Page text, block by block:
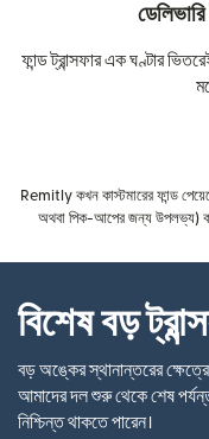
ডেলিভারি
ফান্ড ট্রান্সফার এক ঘণ্টার
Remitly কখন কাস্টমারের ফান্ড
অথবা পিক-আপের জন্য উপলভ্য)
বিশেষ বড়
বড় অঙ্কের স্থানান্তরের
আমাদের দল শুরু থেকে শেষ
নিশ্চিন্ত থাকতে পারেন।